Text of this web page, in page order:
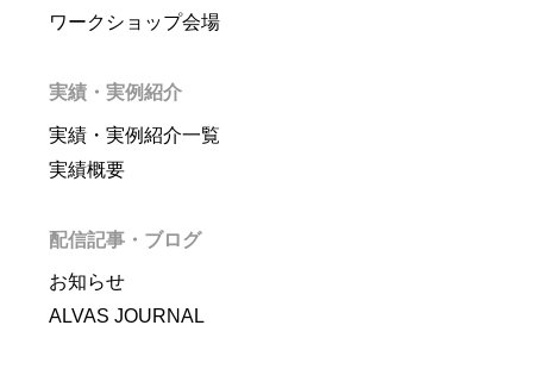
ワークショップ会場
実績・実例紹介
実績・実例紹介一覧
実績概要
配信記事・ブログ
お知らせ
ALVAS JOURNAL